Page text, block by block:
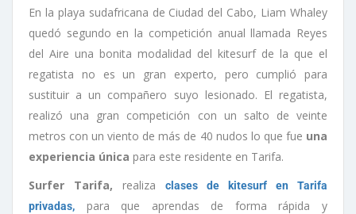
En la playa sudafricana de Ciudad del Cabo, Liam Whaley
quedó segundo en la competición anual llamada Reyes
del Aire una bonita modalidad del kitesurf de la que el
regatista no es un gran experto, pero cumplió para
sustituir a un compañero suyo lesionado. El regatista,
realizó una gran competición con un salto de veinte
metros con un viento de más de 40 nudos lo que fue una
experiencia única para este residente en Tarifa.
Surfer Tarifa, realiza clases de kitesurf en Tarifa
privadas, para que aprendas de forma rápida y